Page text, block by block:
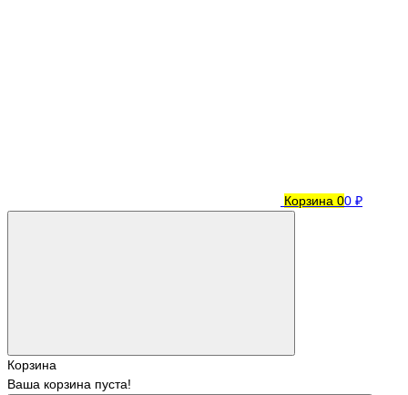
Корзина 00 ₽
Корзина
Ваша корзина пуста!